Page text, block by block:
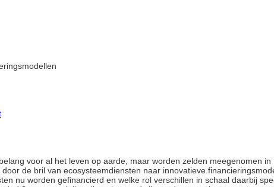
voor al het leven op aarde, maar worden zelden meegenomen
de bril van ecosysteemdiensten naar innovatieve
nu worden gefinancierd en welke rol verschillen in schaal daarbij